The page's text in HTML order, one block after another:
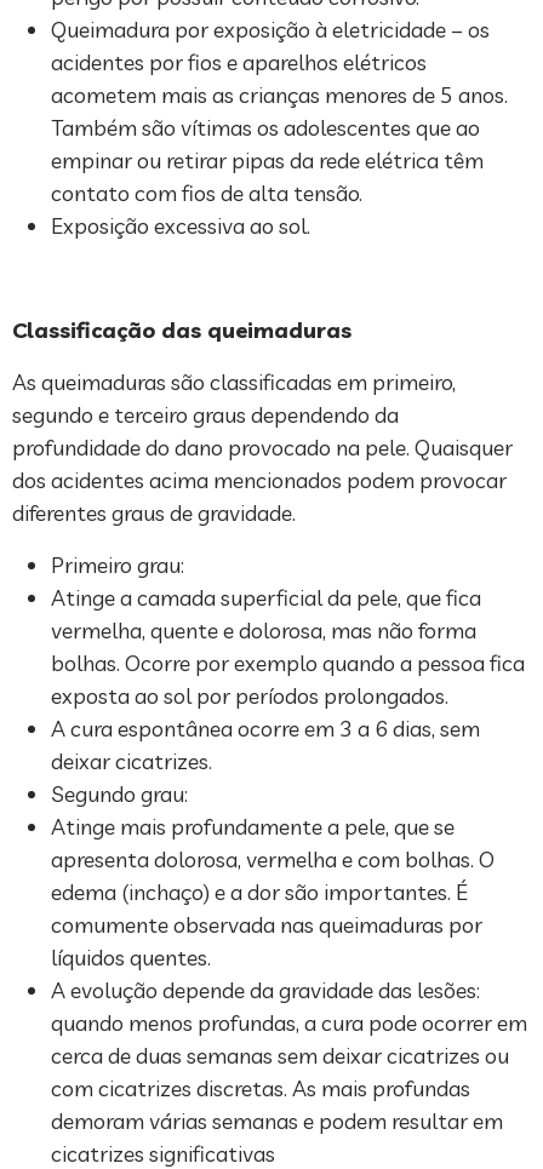
Queimadura por exposição à eletricidade – os
acidentes por fios e aparelhos elétricos
acometem mais as crianças menores de 5 anos.
Também são vítimas os adolescentes que ao
empinar ou retirar pipas da rede elétrica têm
contato com fios de alta tensão.
Exposição excessiva ao sol.
Classificação das queimaduras
As queimaduras são classificadas em primeiro,
segundo e terceiro graus dependendo da
profundidade do dano provocado na pele. Quaisquer
dos acidentes acima mencionados podem provocar
diferentes graus de gravidade.
Primeiro grau:
Atinge a camada superficial da pele, que fica
vermelha, quente e dolorosa, mas não forma
bolhas. Ocorre por exemplo quando a pessoa fica
exposta ao sol por períodos prolongados.
A cura espontânea ocorre em 3 a 6 dias, sem
deixar cicatrizes.
Segundo grau:
Atinge mais profundamente a pele, que se
apresenta dolorosa, vermelha e com bolhas. O
edema (inchaço) e a dor são importantes. É
comumente observada nas queimaduras por
líquidos quentes.
A evolução depende da gravidade das lesões:
quando menos profundas, a cura pode ocorrer em
cerca de duas semanas sem deixar cicatrizes ou
com cicatrizes discretas. As mais profundas
demoram várias semanas e podem resultar em
cicatrizes significativas